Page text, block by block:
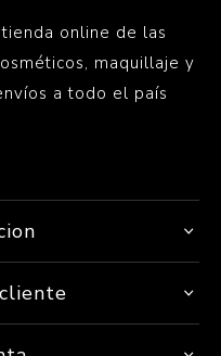
online de las
maquillaje y
a todo el país